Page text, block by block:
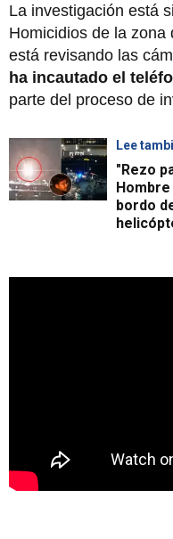
La investigación está
Homicidios de la zona
está revisando las
ha incautado el
parte del proceso de
Lee
"Rezo
bordo